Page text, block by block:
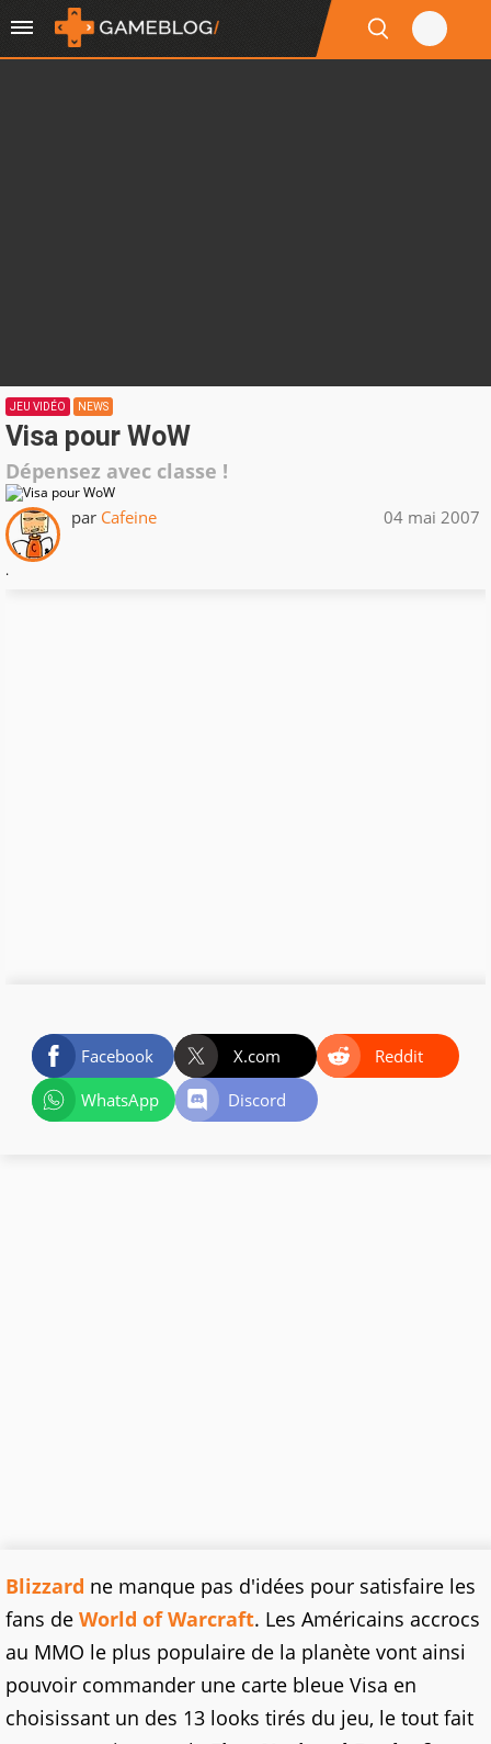
JEU VIDÉO NEWS
Visa pour WoW
Dépensez avec classe !
par Cafeine 04 mai 2007
.
Facebook X.com
Reddit
WhatsApp
Discord
Blizzard ne manque pas d'idées pour satisfaire les
fans de World of Warcraft. Les Américains accrocs
au MMO le plus populaire de la planète vont ainsi
pouvoir commander une carte bleue Visa en
choisissant un des 13 looks tirés du jeu, le tout fait